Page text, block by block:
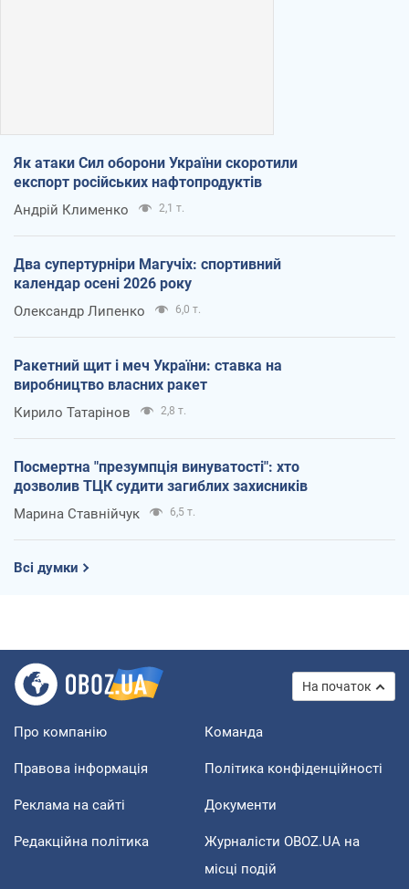
Як атаки Сил оборони України скоротили
експорт російських нафтопродуктів
Андрій Клименко 2,1 т.
Два супертурніри Магучіх: спортивний
календар осені 2026 року
Олександр Липенко 6,0 т.
Ракетний щит і меч України: ставка на
виробництво власних ракет
Кирило Татарінов 2,8 т.
Посмертна "презумпція винуватості": хто
дозволив ТЦК судити загиблих захисників
Марина Ставнійчук 6,5 т.
Всі думки
На початок
Про компанію Команда
Правова інформація Політика конфіденційності
Реклама на сайті Документи
Редакційна політика
Журналісти OBOZ.UA на
місці подій